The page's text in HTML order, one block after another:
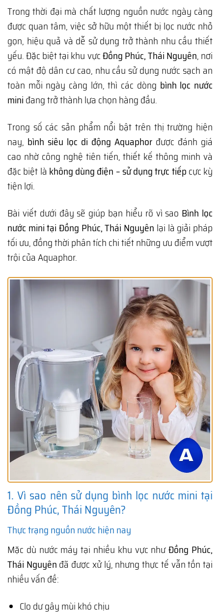
Trong thời đại mà chất lượng nguồn nước ngày càng
được quan tâm, việc sở hữu một thiết bị lọc nước nhỏ
gọn, hiệu quả và dễ sử dụng trở thành nhu cầu thiết
yếu. Đặc biệt tại khu vựcĐồng Phúc, Thái Nguyên, nơi
có mật độ dân cư cao, nhu cầu sử dụng nước sạch an
toàn mỗi ngày càng lớn, thì các dòng bình lọc nước
mini đang trở thành lựa chọn hàng đầu.
Trong số các sản phẩm nổi bật trên thị trường hiện
nay, bình siêu lọc di động Aquaphor được đánh giá
cao nhờ công nghệ tiên tiến, thiết kế thông minh và
đặc biệt là không dùng điện – sử dụng trực tiếp cực kỳ
tiện lợi.
Bài viết dưới đây sẽ giúp bạn hiểu rõ vì sao Bình lọc
nước mini tại Đồng Phúc, Thái Nguyên lại là giải pháp
tối ưu, đồng thời phân tích chi tiết những ưu điểm vượt
trội của Aquaphor.
1. Vì sao nên sử dụng bình lọc nước mini tại
Đồng Phúc, Thái Nguyên?
Thực trạng nguồn nước hiện nay
Mặc dù nước máy tại nhiều khu vực nhưĐồng Phúc,
Thái Nguyên đã được xử lý, nhưng thực tế vẫn tồn tại
nhiều vấn đề:
Clo dư gây mùi khó chịu